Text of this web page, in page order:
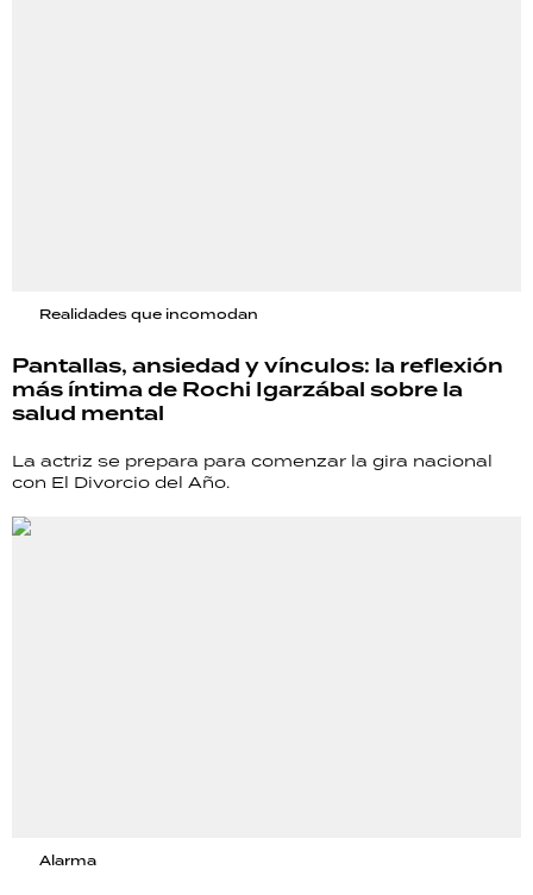
Realidades que incomodan
Pantallas, ansiedad y vínculos: la reflexión
más íntima de Rochi Igarzábal sobre la
salud mental
La actriz se prepara para comenzar la gira nacional
con El Divorcio del Año.
Alarma